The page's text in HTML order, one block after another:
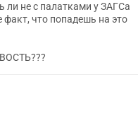
ли не с палатками у ЗАГСа
что попадешь на это